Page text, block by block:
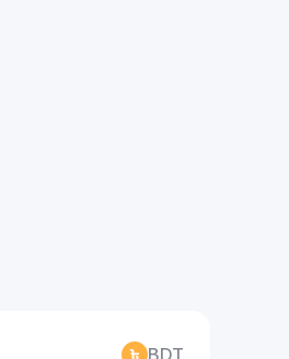
BDT